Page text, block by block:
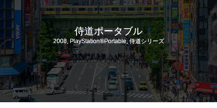
侍道ポータブル
2008,PlayStation®Portable,侍道シリーズ